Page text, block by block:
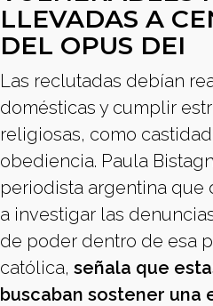
LLEVADAS A
DEL OPUS DEI
Las reclutadas debían
domésticas y cumplir
religiosas, como
obediencia. Paula
periodista argentina que
a investigar las
de poder dentro de esa
católica, señala que
buscaban sostener una